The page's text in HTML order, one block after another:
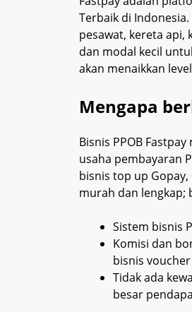
Terbaik di
pesawat, kereta api,
dan modal kecil
akan menaikkan
Mengapa
Bisnis PPOB
usaha pembayaran
bisnis top up Gopay,
murah dan lengkap;
Sistem bisnis
Komisi dan
bisnis
Tidak ada
besar